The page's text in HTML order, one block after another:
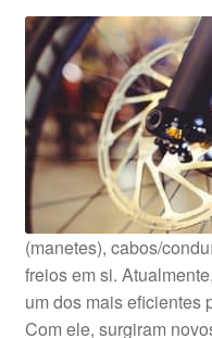
(manetes), cabos/
freios em si.
um dos mais eficientes
Com ele, surgiram